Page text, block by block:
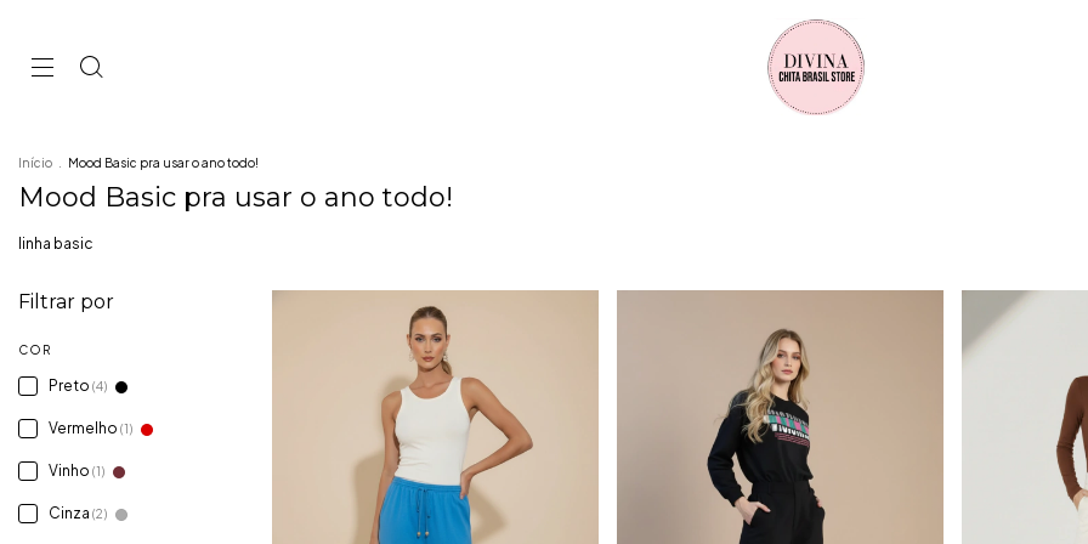
Início Mood Basic pra usar o ano todo!
Mood Basic pra usar o ano todo!
linha basic
Filtrar por
COR
Preto (4)
Vermelho (1)
Vinho (1)
Cinza (2)